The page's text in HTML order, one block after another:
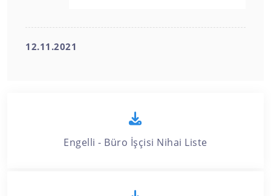
12.11.2021
Engelli - Büro İşçisi Nihai Liste